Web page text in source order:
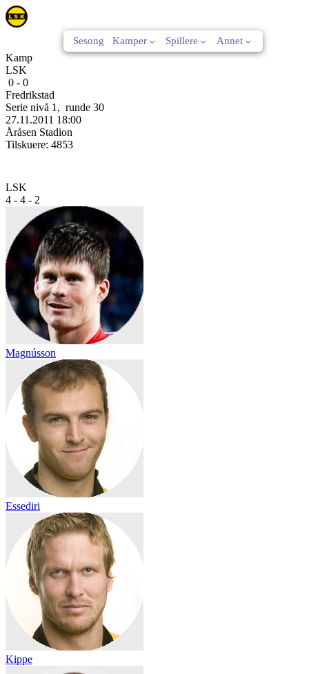
Sesong Kamper Spillere Annet
Kamp
LSK
0 - 0
Fredrikstad
Serie nivå 1 , runde 30
27.11.2011 18:00
Åråsen Stadion
Tilskuere: 4853
LSK
4 - 4 - 2
Magnússon
Essediri
Kippe